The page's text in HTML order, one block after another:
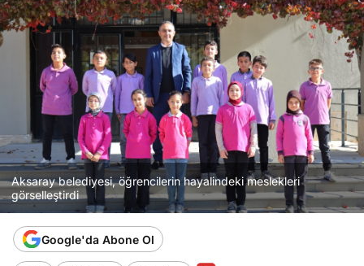
Aksaray belediyesi, öğrencilerin hayalindeki meslekleri
görselleştirdi
Google'da Abone Ol